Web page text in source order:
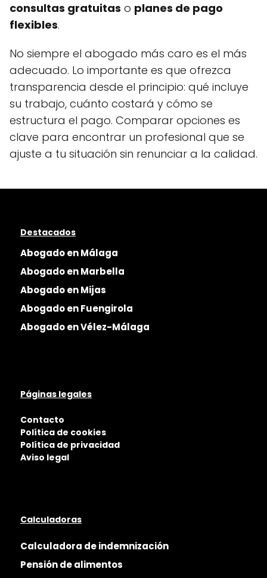
consultas gratuitas o planes de pago
flexibles.
No siempre el abogado más caro es el más
adecuado. Lo importante es que ofrezca
transparencia desde el principio: qué incluye
su trabajo, cuánto costará y cómo se
estructura el pago. Comparar opciones es
clave para encontrar un profesional que se
ajuste a tu situación sin renunciar a la calidad.
Destacados
Abogado en Málaga
Abogado en Marbella
Abogado en Mijas
Abogado en Fuengirola
Abogado en Vélez-Málaga
Páginas legales
Contacto
Política de cookies
Política de privacidad
Aviso legal
Calculadoras
Calculadora de indemnización
Pensión de alimentos